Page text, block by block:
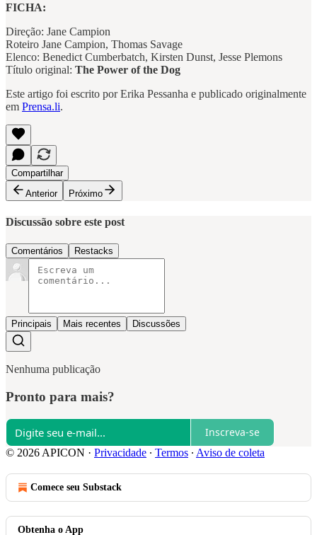
FICHA:
Direção: Jane Campion
Roteiro Jane Campion, Thomas Savage
Elenco: Benedict Cumberbatch, Kirsten Dunst, Jesse Plemons
Título original: The Power of the Dog
Este artigo foi escrito por Erika Pessanha e publicado originalmente
em Prensa.li.
Compartilhar
Anterior
Próximo
Discussão sobre este post
Comentários Restacks
Principais Mais recentes Discussões
Nenhuma publicação
Pronto para mais?
Inscreva-se
© 2026 APICON · Privacidade ∙ Termos ∙ Aviso de coleta
Comece seu Substack
Obtenha o App